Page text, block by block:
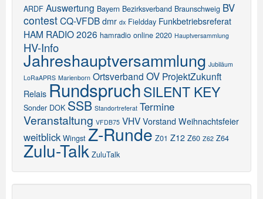
ARDF Auswertung Bayern Bezirksverband Braunschweig BV
contestCQ-VFDB dmr dx Fieldday Funkbetriebsreferat
HAM RADIO 2026 hamradio online 2020 Hauptversammlung
HV-Info
Jahreshauptversammlung Jubiläum
LoRaAPRS Marienborn Ortsverband OV ProjektZukunft
Relais RundspruchSILENT KEY
Sonder DOK SSB Standortreferat Termine
Veranstaltung VFDB75 VHV Vorstand Weihnachtsfeier
weitblick Wingst Z-Runde Z01 Z12 Z60 Z62 Z64
Zulu-Talk ZuluTalk